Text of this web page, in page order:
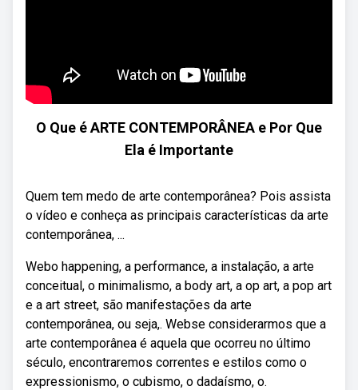
O Que é ARTE CONTEMPORÂNEA e Por Que
Ela é Importante
Quem tem medo de arte contemporânea? Pois assista
o vídeo e conheça as principais características da arte
contemporânea, ...
Webo happening, a performance, a instalação, a arte
conceitual, o minimalismo, a body art, a op art, a pop art
e a art street, são manifestações da arte
contemporânea, ou seja,. Webse considerarmos que a
arte contemporânea é aquela que ocorreu no último
século, encontraremos correntes e estilos como o
expressionismo, o cubismo, o dadaísmo, o.